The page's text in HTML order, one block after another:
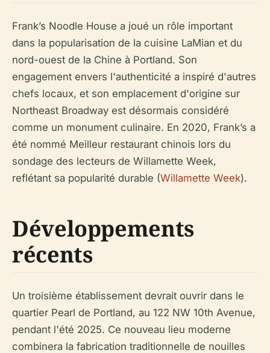
Frank’s Noodle House a joué un rôle important
dans la popularisation de la cuisine LaMian et du
nord-ouest de la Chine à Portland. Son
engagement envers l'authenticité a inspiré d'autres
chefs locaux, et son emplacement d'origine sur
Northeast Broadway est désormais considéré
comme un monument culinaire. En 2020, Frank’s a
été nommé Meilleur restaurant chinois lors du
sondage des lecteurs de Willamette Week,
reflétant sa popularité durable (Willamette Week).
Développements
récents
Un troisième établissement devrait ouvrir dans le
quartier Pearl de Portland, au 122 NW 10th Avenue,
pendant l'été 2025. Ce nouveau lieu moderne
combinera la fabrication traditionnelle de nouilles